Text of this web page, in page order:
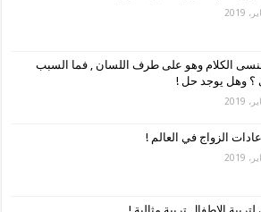
ننسى الكلام وهو على طرف اللسان , فما السبب
؟ وهل يوجد حل !
الزواج في العالم !